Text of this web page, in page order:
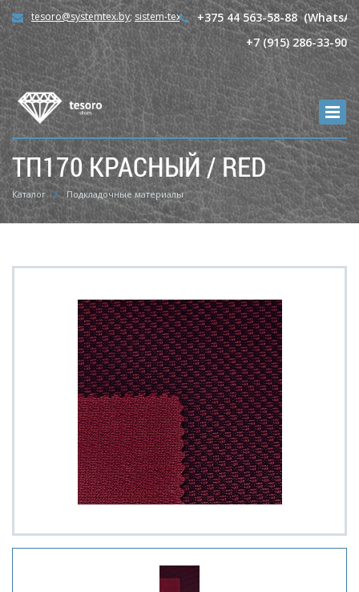
+375 44 563-58-88
+7 (915) 286-33-90
tesoro@systemtex.by; sistem-tex@mail.ru
TП170 КРАСНЫЙ / RED
Каталог Подкладочные материалы